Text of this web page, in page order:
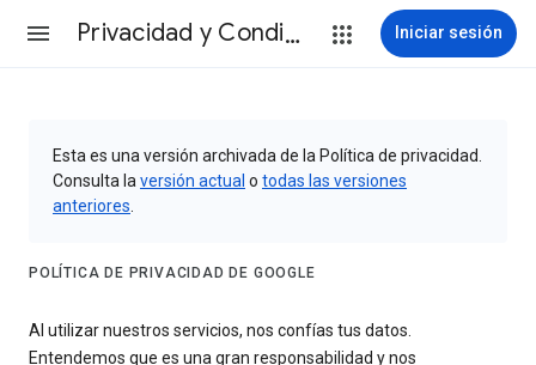
Privacidad y Condiciones Iniciar sesión
Esta es una versión archivada de la Política de privacidad.
Consulta la versión actual o todas las versiones
anteriores
POLÍTICA DE PRIVACIDAD DE GOOGLE
Al utilizar nuestros servicios, nos confías tus datos.
Entendemos que es una gran responsabilidad y nos